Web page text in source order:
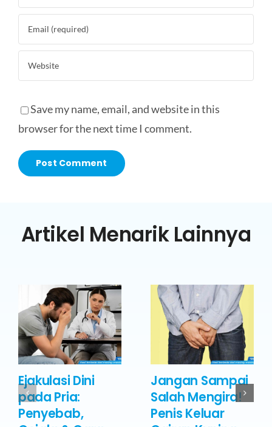
Save my name, email, and website in this
browser for the next time I comment.
Artikel Menarik Lainnya
Ejakulasi Dini
pada Pria:
Penyebab,
Jangan Sampai
Salah Mengira!
Penis Keluar